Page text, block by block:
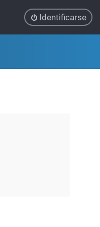
Identificarse